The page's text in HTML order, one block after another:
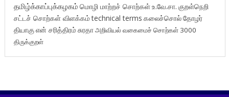
தமிழ்க்காப்புக்கழகம் மொழி மாற்றச் சொற்கள்உ.வே.சா. குறள்நெறி
சட்டச் சொற்கள் விளக்கம்technical terms கலைச்சொல்தோழர்
தியாகுஎன் சரித்திரம்சுரதாஅறிவியல் வகைமைச் சொற்கள் 3000
திருக்குறள்